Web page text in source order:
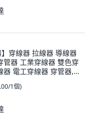
】穿線器 拉線器 導線器
管器 工業穿線器 雙色穿
器 電工穿線器 穿管器, 1
扁頭款】,10米【送2個
1個)